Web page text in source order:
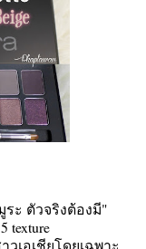
ระ ตัวจริงต้องมี"
texture
เอเชียโดยเฉพาะ